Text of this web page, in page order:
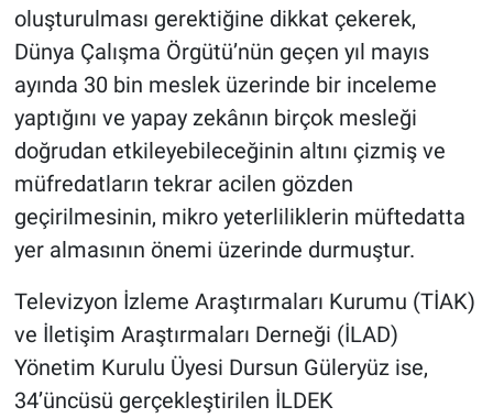
oluşturulması gerektiğine dikkat çekerek,
Dünya Çalışma Örgütü’nün geçen yıl mayıs
ayında 30 bin meslek üzerinde bir inceleme
yaptığını ve yapay zekânın birçok mesleği
doğrudan etkileyebileceğinin altını çizmiş ve
müfredatların tekrar acilen gözden
geçirilmesinin, mikro yeterliliklerin müftedatta
yer almasının önemi üzerinde durmuştur.
Televizyon İzleme Araştırmaları Kurumu (TİAK)
ve İletişim Araştırmaları Derneği (İLAD)
Yönetim Kurulu Üyesi Dursun Güleryüz ise,
34’üncüsü gerçekleştirilen İLDEK